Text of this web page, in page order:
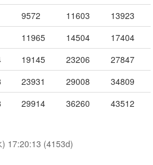
9572 11603
13923
11965 14504
17404
19145 23206
27847
23931 29008
34809
29914 36260 43512
17:20:13 (4153d)